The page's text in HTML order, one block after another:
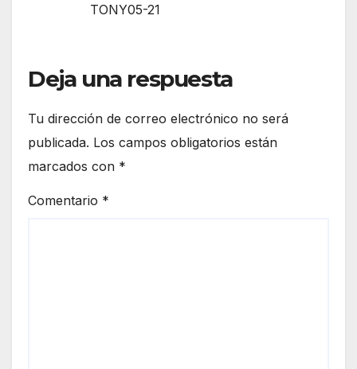
TONY05-21
Deja una respuesta
Tu dirección de correo electrónico no será
publicada. Los campos obligatorios están
marcados con *
Comentario *